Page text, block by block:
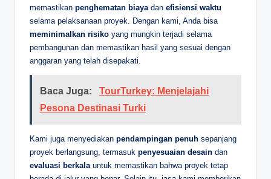
memastikan penghematan biayadan efisiensi waktu
selama pelaksanaan proyek. Dengan kami, Anda bisa
meminimalkan risiko yang mungkin terjadi selama
pembangunan dan memastikan hasil yang sesuai dengan
anggaran yang telah disepakati.
Baca Juga:
TourTurkey: Menjelajahi
Pesona Destinasi Turki
Kami juga menyediakan pendampingan penuh sepanjang
proyek berlangsung, termasuk penyesuaian desain dan
evaluasi berkala untuk memastikan bahwa proyek tetap